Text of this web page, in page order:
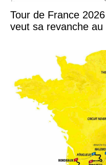
Tour de France
veut sa revanche